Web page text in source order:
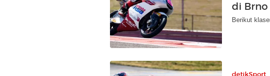
di Brno
Berikut
detikSport